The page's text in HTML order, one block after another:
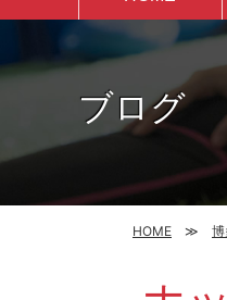
ブログ
HOME 博